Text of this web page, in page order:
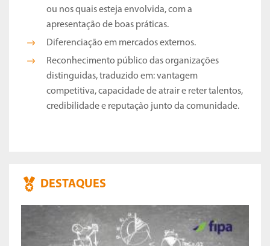
ou nos quais esteja envolvida, com a
apresentação de boas práticas.
Diferenciação em mercados externos.
Reconhecimento público das organizações
distinguidas, traduzido em: vantagem
competitiva, capacidade de atrair e reter talentos,
credibilidade e reputação junto da comunidade.
DESTAQUES